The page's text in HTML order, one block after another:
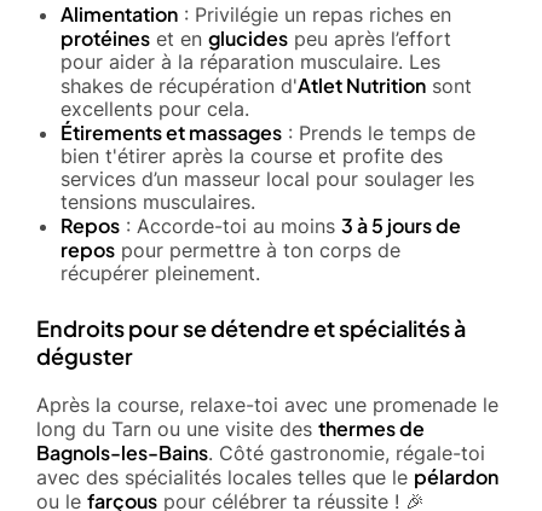
Alimentation : Privilégie un repas riches en
protéines et en glucides peu après l’effort
pour aider à la réparation musculaire. Les
shakes de récupération d'Atlet Nutrition sont
excellents pour cela.
Étirements et massages : Prends le temps de
bien t'étirer après la course et profite des
services d’un masseur local pour soulager les
tensions musculaires.
Repos : Accorde-toi au moins 3 à 5 jours de
repos pour permettre à ton corps de
récupérer pleinement.
Endroits pour se détendre et spécialités à
déguster
Après la course, relaxe-toi avec une promenade le
long du Tarn ou une visite des thermes de
Bagnols-les-Bains. Côté gastronomie, régale-toi
avec des spécialités locales telles que le pélardon
ou le farçous pour célébrer ta réussite ! 🎉